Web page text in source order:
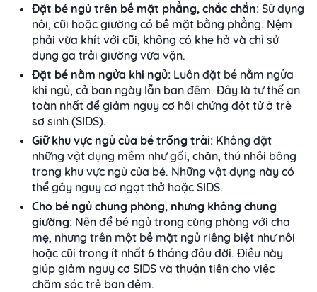
Đặt bé ngủ trên bề mặt phẳng, chắc chắn: Sử dụng
nôi, cũi hoặc giường có bề mặt bằng phẳng. Nệm
phải vừa khít với cũi, không có khe hở và chỉ sử
dụng ga trải giường vừa vặn.
Đặt bé nằm ngửa khi ngủ: Luôn đặt bé nằm ngửa
khi ngủ, cả ban ngày lẫn ban đêm. Đây là tư thế an
toàn nhất để giảm nguy cơ hội chứng đột tử ở trẻ
sơ sinh (SIDS).
Giữ khu vực ngủ của bé trống trải: Không đặt
những vật dụng mềm như gối, chăn, thú nhồi bông
trong khu vực ngủ của bé. Những vật dụng này có
thể gây nguy cơ ngạt thở hoặc SIDS.
Cho bé ngủ chung phòng, nhưng không chung
giường: Nên để bé ngủ trong cùng phòng với cha
mẹ, nhưng trên một bề mặt ngủ riêng biệt như nôi
hoặc cũi trong ít nhất 6 tháng đầu đời. Điều này
giúp giảm nguy cơ SIDS và thuận tiện cho việc
chăm sóc trẻ ban đêm.